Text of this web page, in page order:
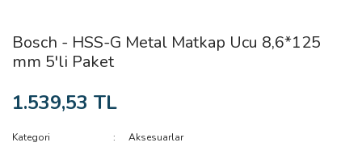
Bosch - HSS-G Metal Matkap Ucu 8,6*125
mm 5'li Paket
1.539,53 TL
Kategori
Aksesuarlar